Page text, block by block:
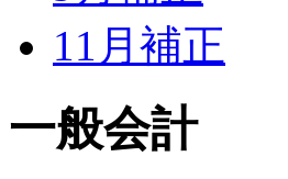
11月補正
一般会計